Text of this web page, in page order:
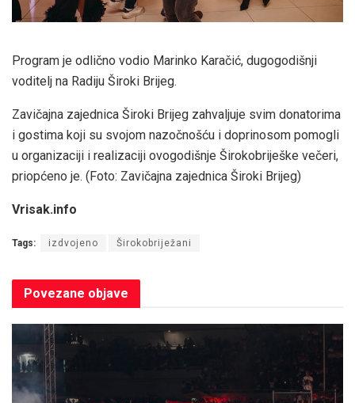
Program je odlično vodio Marinko Karačić, dugogodišnji
voditelj na Radiju Široki Brijeg.
Zavičajna zajednica Široki Brijeg zahvaljuje svim donatorima
i gostima koji su svojom nazočnošću i doprinosom pomogli
u organizaciji i realizaciji ovogodišnje Širokobriješke večeri,
priopćeno je. (Foto: Zavičajna zajednica Široki Brijeg)
Vrisak.info
Tags: izdvojeno Širokobriježani
Povezane objave